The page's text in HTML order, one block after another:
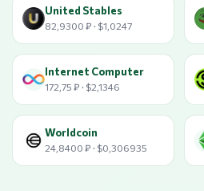
United Stables
82,9300 ₽ · $1,0247
Internet Computer
172,75 ₽ · $2,1346
Worldcoin
24,8400 ₽ · $0,306935